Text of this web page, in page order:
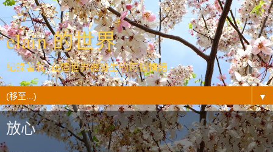
elain 的世界
紀錄著我- 在這世界裡發生的每個情緒...
▼
放心